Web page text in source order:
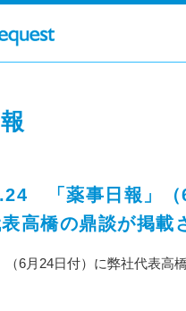
「薬事日報」（6
高橋の鼎談が掲載
（6月24日付）に弊社代表高